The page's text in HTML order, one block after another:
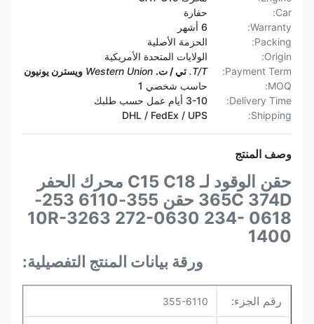
Car:
حفارة
Warranty:
6 أشهر
Packing:
الحزمة الأصلية
Origin:
الولايات المتحدة الأمريكية
Payment Term:
T/T. تي / ت. Western Union ويسترن يونيون
MOQ:
حاسب شخصي 1
Delivery Time:
3-10 أيام عمل حسب طلبك
Shipping:
DHL / FedEx / UPS
وصف المنتج
حقن الوقود لـ C15 C18 محرك الحفر
365C 374D حقن 355-6110 253-
0618 10R-3263 272-0630 234-
1400
ورقة بيانات المنتج التفصيلية:
رقم الجزء: 355-6110